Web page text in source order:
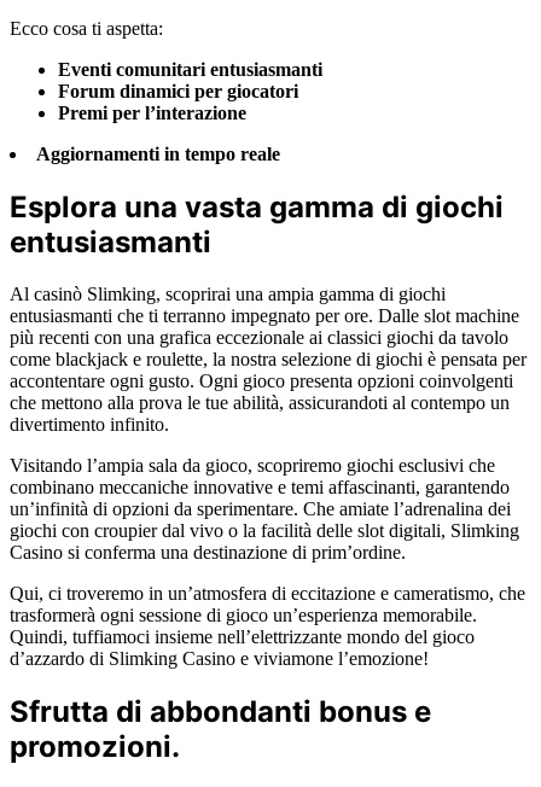
Ecco cosa ti aspetta:
Eventi comunitari entusiasmanti
Forum dinamici per giocatori
Premi per l’interazione
Aggiornamenti in tempo reale
Esplora una vasta gamma di giochi
entusiasmanti
Al casinò Slimking, scoprirai una ampia gamma di giochi
entusiasmanti che ti terranno impegnato per ore. Dalle slot machine
più recenti con una grafica eccezionale ai classici giochi da tavolo
come blackjack e roulette, la nostra selezione di giochi è pensata per
accontentare ogni gusto. Ogni gioco presenta opzioni coinvolgenti
che mettono alla prova le tue abilità, assicurandoti al contempo un
divertimento infinito.
Visitando l’ampia sala da gioco, scopriremo giochi esclusivi che
combinano meccaniche innovative e temi affascinanti, garantendo
un’infinità di opzioni da sperimentare. Che amiate l’adrenalina dei
giochi con croupier dal vivo o la facilità delle slot digitali, Slimking
Casino si conferma una destinazione di prim’ordine.
Qui, ci troveremo in un’atmosfera di eccitazione e cameratismo, che
trasformerà ogni sessione di gioco un’esperienza memorabile.
Quindi, tuffiamoci insieme nell’elettrizzante mondo del gioco
d’azzardo di Slimking Casino e viviamone l’emozione!
Sfrutta di abbondanti bonus e
promozioni.